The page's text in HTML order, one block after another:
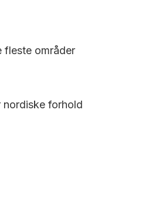
fleste områder
forhold